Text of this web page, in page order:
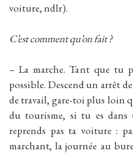
voiture, ndlr).
C’est comment qu’on fait ?
– La marche. Tant que tu
possible. Descend un arrêt
de travail, gare-toi plus loin
du tourisme, si tu es dans
reprends pas ta voiture :
marchant, la journée au